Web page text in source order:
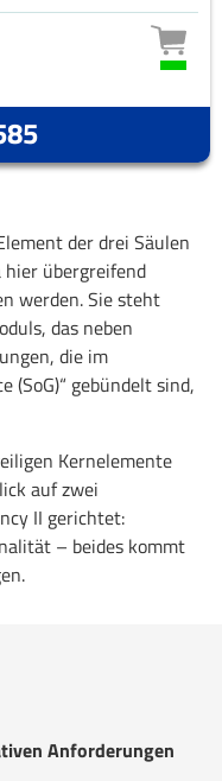
der drei Säulen
hier übergreifend
werden. Sie steht
das neben
die im
(SoG)“ gebündelt sind,
Kernelemente
auf zwei
II gerichtet:
– beides kommt
Anforderungen